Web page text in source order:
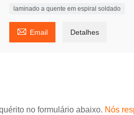
laminado a quente em espiral soldado
 Email Detalhes
no formulário abaixo. Nós